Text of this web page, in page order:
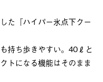
た『ハイパー氷点下クー
持ち歩きやすい。40ℓと
トになる機能はそのまま